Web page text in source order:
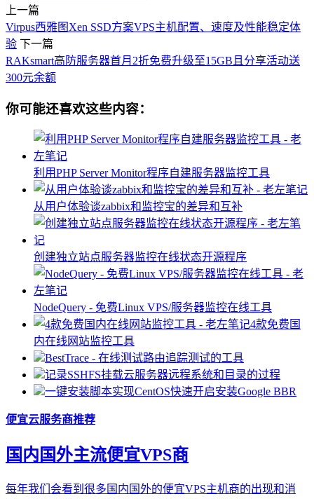
上一篇
Virpus西雅图Xen SSD方案VPS主机配置、速度及性能稳定体
验 下一篇
RAKsmart高防服务器首月2折免费升级至15GB且分享活动送
300元余额
你可能还喜欢这些内容：
利用PHP Server Monitor程序自建服务器监控工具
从用户体验谈zabbix和监控宝的差异和互补
创建独立站点服务器监控在线状态开源程序
NodeQuery - 免费Linux VPS/服务器监控在线工具
4款免费国
内在线网站监控工具
BestTrace - 在线测试路由追踪测试的工具
记录SSHFS挂载云服务器远程系统和目录的过程
一键安装脚本实现CentOS快速开启安装Google BBR
便宜云服务商推荐
国内国外主流便宜VPS商
每年我们会看到很多国内国外的便宜VPS主机商的出现和消